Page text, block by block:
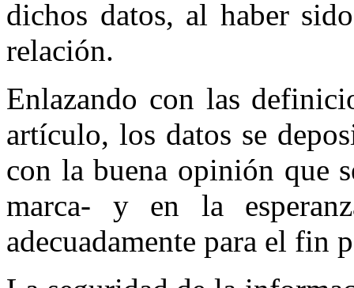
dichos datos, al haber
relación.
Enlazando con las
artículo, los datos se
con la buena opinión que
marca- y en la
adecuadamente para el fin